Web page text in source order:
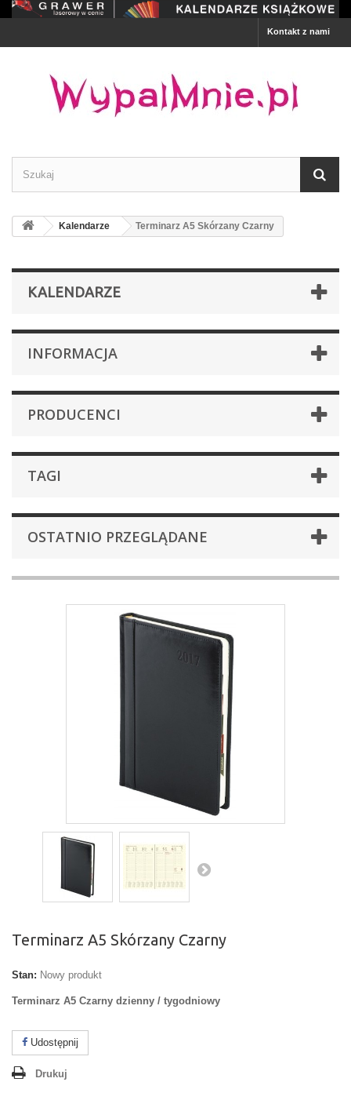
Kontakt z nami
Kalendarze Terminarz A5 Skórzany Czarny
KALENDARZE
INFORMACJA
PRODUCENCI
TAGI
OSTATNIO PRZEGLĄDANE
Terminarz A5 Skórzany Czarny
Stan: Nowy produkt
Terminarz A5 Czarny dzienny / tygodniowy
Udostępnij
Drukuj